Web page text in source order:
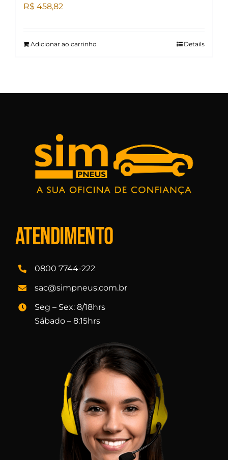
R$ 458,82
Adicionar ao carrinho Details
Atendimento
0800 7744-222
sac@simpneus.com.br
Seg – Sex: 8/18hrs
Sábado – 8:15hrs